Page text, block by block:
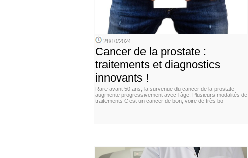
28/10/2024
Cancer de la prostate :
traitements et diagnostics
innovants !
Rare avant 50 ans, la survenue du cancer de la prostate
augmente progressivement avec l’âge. Plusieurs modalités de
traitements C’est un cancer de bon, voire de très bo